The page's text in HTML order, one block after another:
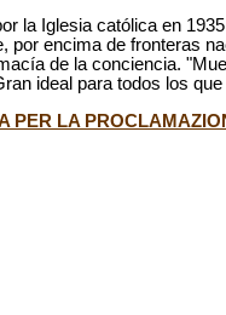
la Iglesia católica en
por encima de fronteras
de la conciencia.
ideal para todos los
PER LA